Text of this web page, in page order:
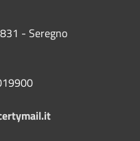
- Seregno